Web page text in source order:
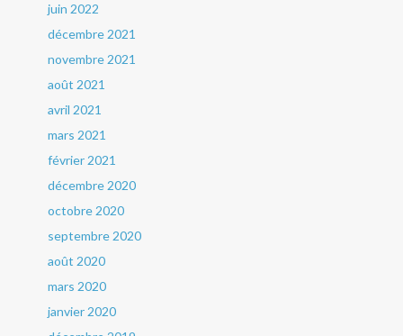
juin 2022
décembre 2021
novembre 2021
août 2021
avril 2021
mars 2021
février 2021
décembre 2020
octobre 2020
septembre 2020
août 2020
mars 2020
janvier 2020